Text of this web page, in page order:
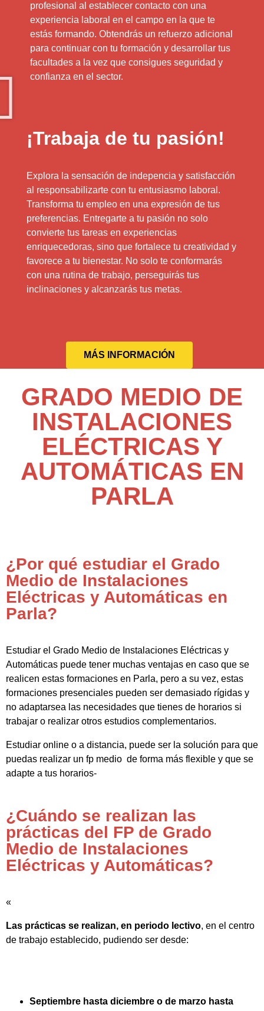
profesional al establecer contacto con una
experiencia laboral en el campo en la que te
estás formando. Obtendrás un refuerzo adicional
para continuar con tu formación y desarrollar tus
facultades a la vez que consigues seguridad y
confianza en el sector.
¡Trabaja de tu pasión!
Explora la sensación de indepencia y satisfacción
al responsabilizarte con tu entusiasmo laboral.
Transforma tu empleo en una expresión de tus
preferencias. Entregarte a tu pasión no solo
convierte tus tareas en experiencias
enriquecedoras, sino que fortalece tu creatividad y
favorece a tu bienestar. No solo te conformarás
con una rutina de trabajo, perseguirás tus
inclinaciones y alcanzarás tus metas.
MÁS INFORMACIÓN
GRADO MEDIO DE
INSTALACIONES
ELÉCTRICAS Y
AUTOMÁTICAS EN
PARLA
¿Por qué estudiar el Grado
Medio de Instalaciones
Eléctricas y Automáticas en
Parla?
Estudiar el Grado Medio de Instalaciones Eléctricas y
Automáticas puede tener muchas ventajas en caso que se
realicen estas formaciones en Parla, pero a su vez, estas
formaciones presenciales pueden ser demasiado rígidas y
no adaptarsea las necesidades que tienes de horarios si
trabajar o realizar otros estudios complementarios.
Estudiar online o a distancia, puede ser la solución para que
puedas realizar un fp medio de forma más flexible y que se
adapte a tus horarios-
¿Cuándo se realizan las
prácticas del FP de Grado
Medio de Instalaciones
Eléctricas y Automáticas?
«
Las prácticas se realizan, en periodo lectivo, en el centro
de trabajo establecido, pudiendo ser desde:
Septiembre hasta diciembre o de marzo hasta